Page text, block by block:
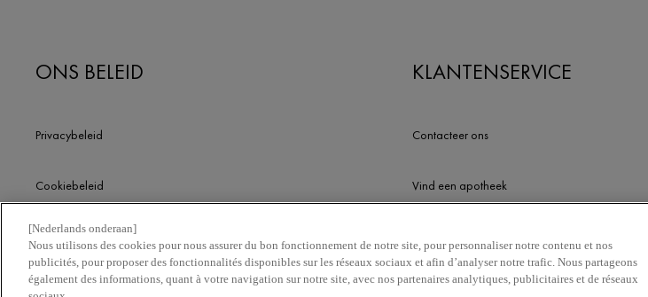
ONS BELEID
Privacybeleid
Cookiebeleid
Algemene voorwaarden
KLANTENSERVICE
Contacteer ons
Vind een apotheek
Newsletter
[Nederlands onderaan]
Nous utilisons des cookies pour nous assurer du bon fonctionnement de notre site, pour personnaliser notre contenu et nos
publicités, pour proposer des fonctionnalités disponibles sur les réseaux sociaux et afin d’analyser notre trafic. Nous partageons
également des informations, quant à votre navigation sur notre site, avec nos partenaires analytiques, publicitaires et de réseaux